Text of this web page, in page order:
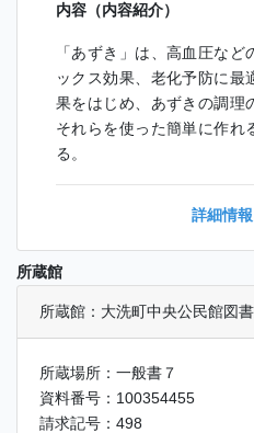
内容（内容紹介）
「あずき」は、高血圧な
ックス効果、老化予防に最
果をはじめ、あずきの調理
それらを使った簡単に作れ
る。
詳細情
所蔵館
所蔵館：大洗町中央公民館図
所蔵場所：一般書７
資料番号：100354455
請求記号：498